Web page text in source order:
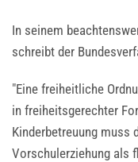
In seinem
schreibt der
"Eine freiheitliche
in freiheitsgerechter
Kinderbetreuung muss
Vorschulerziehung als